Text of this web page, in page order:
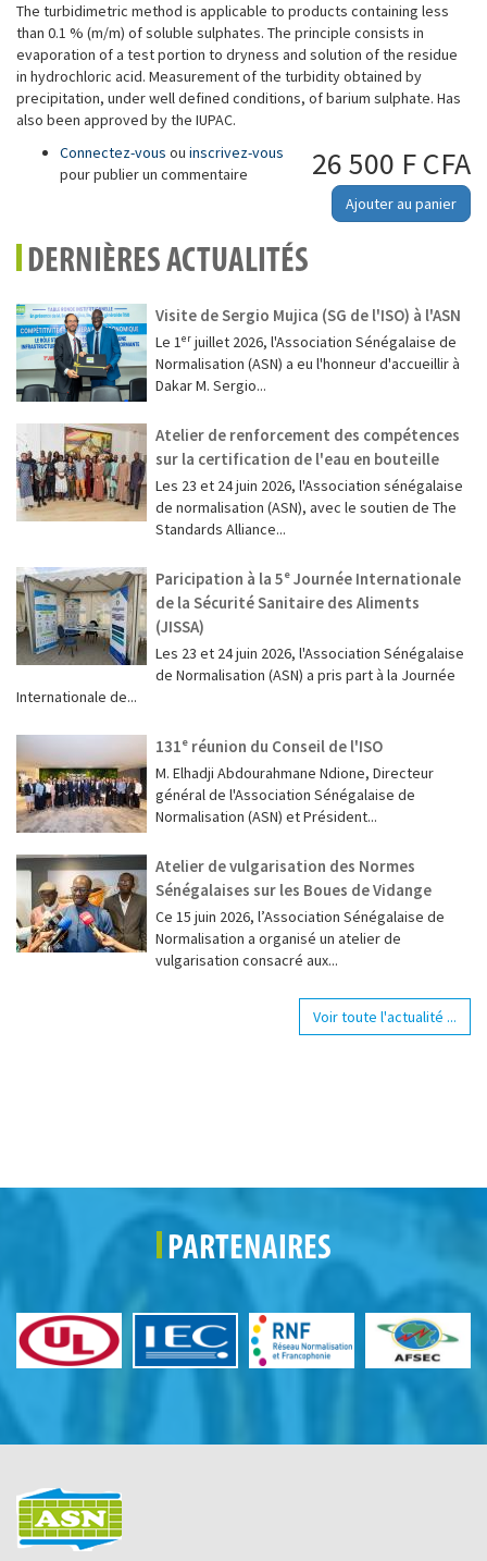
The turbidimetric method is applicable to products containing less
than 0.1 % (m/m) of soluble sulphates. The principle consists in
evaporation of a test portion to dryness and solution of the residue
in hydrochloric acid. Measurement of the turbidity obtained by
precipitation, under well defined conditions, of barium sulphate. Has
also been approved by the IUPAC.
26 500 F CFA
Ajouter au panier
Connectez-vous ou inscrivez-vous
pour publier un commentaire
DERNIÈRES ACTUALITÉS
Visite de Sergio Mujica (SG de l'ISO) à l'ASN
Le 1ᵉʳ juillet 2026, l'Association Sénégalaise de
Normalisation (ASN) a eu l'honneur d'accueillir à
Dakar M. Sergio...
Atelier de renforcement des compétences
sur la certification de l'eau en bouteille
Les 23 et 24 juin 2026, l'Association sénégalaise
de normalisation (ASN), avec le soutien de The
Standards Alliance...
Paricipation à la 5ᵉ Journée Internationale
de la Sécurité Sanitaire des Aliments
(JISSA)
‎Les 23 et 24 juin 2026, l'Association Sénégalaise
de Normalisation (ASN) a pris part à la Journée
Internationale de...
131ᵉ réunion du Conseil de l'ISO
M. Elhadji Abdourahmane Ndione, Directeur
général de l'Association Sénégalaise de
Normalisation (ASN) et Président...
Atelier de vulgarisation des Normes
Sénégalaises sur les Boues de Vidange
Ce 15 juin 2026, l’Association Sénégalaise de
Normalisation a organisé un atelier de
vulgarisation consacré aux...
Voir toute l'actualité ...
PARTENAIRES